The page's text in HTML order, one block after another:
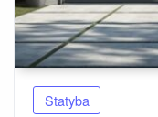
Statyba